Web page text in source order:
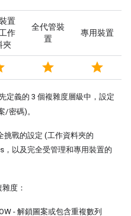
置
作
夾
全代管裝
置
專用裝置
star star
定義的 3 個複雜度層級中，設定
/密碼)。
挑戰的設定 (工作資料夾的
以及完全受管理和專用裝置的
度：
- 解鎖圖案或包含重複數列